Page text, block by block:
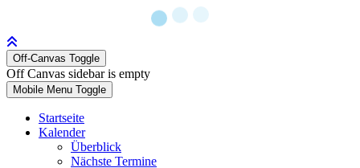
Off-Canvas Toggle
Off Canvas sidebar is empty
Mobile Menu Toggle
Startseite
Kalender
Überblick
Nächste Termine